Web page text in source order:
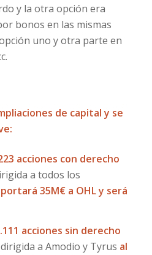
y la otra opción era
bonos en las mismas
uno y otra parte en
de capital y se
acciones con derecho
a todos los
35M€ a OHL y será
acciones sin derecho
a Amodio y Tyrus al